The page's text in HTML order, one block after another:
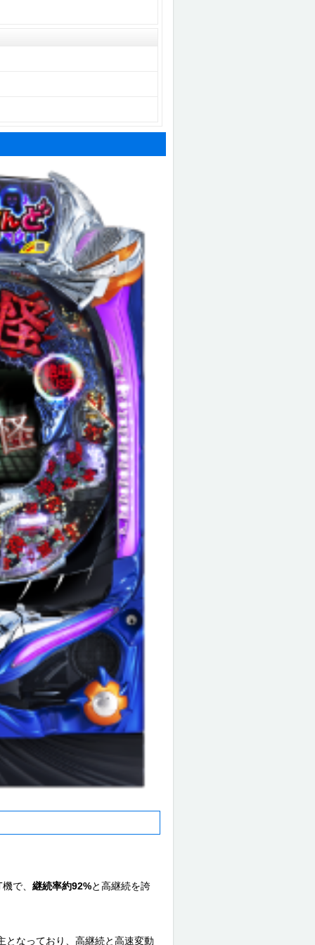
で、 継続率約92%と高継続を誇
となっており、高継続と高速変動